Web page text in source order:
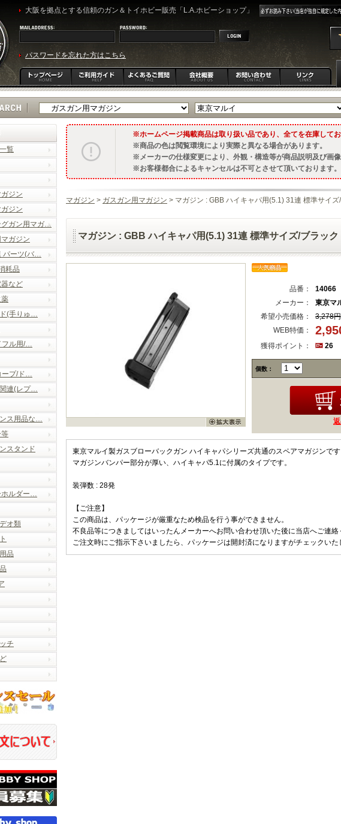
大阪を拠点とする信頼のガン＆トイホビー販売「L.A.ホビーショップ」
パスワードを忘れた方はこちら
覧
ジン
ジン
グガン用マガ…
ガジン
パーツ(バ…
耗品
など
薬
(手りゅ…
フル用/…
ープ/ド…
連(レプ…
ス用品な…
スタンド
ホルダー…
オ類
品
チ
ホームページ掲載商品は取り扱い品であり、全てを在庫して
商品の色は閲覧環境により実際と異なる場合があります。
メーカーの仕様変更により、外観・構造等が商品説明及び画
お客様都合によるキャンセルは不可とさせて頂いております
マガジン > ガスガン用マガジン > マガジン : GBB ハイキャパ用(5.1) 31連 標準サイ
マガジン : GBB ハイキャパ用(5.1) 31連 標準サイズ/ブラッ
品番：
14066
メーカー：
東京マ
希望小売価格：
3,278円
WEB特価：
獲得ポイント： 26
個数：
東京マルイ製ガスブローバックガン ハイキャパシリーズ共通のスペアマガジンで
マガジンバンパー部分が厚い、ハイキャパ5.1に付属のタイプです。
装弾数 : 28発
【ご注意】
この商品は、パッケージが厳重なため検品を行う事ができません。
不良品等につきましてはいったんメーカーへお問い合わせ頂いた後に当店へご連絡
ご注文時にご指示下さいましたら、パッケージは開封済になりますがチェックいた